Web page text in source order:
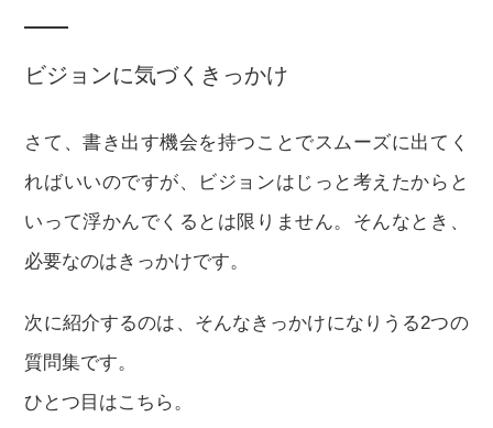
ビジョンに気づくきっかけ
さて、書き出す機会を持つことでスムーズに出てく
ればいいのですが、ビジョンはじっと考えたからと
いって浮かんでくるとは限りません。そんなとき、
必要なのはきっかけです。
次に紹介するのは、そんなきっかけになりうる2つの
質問集です。
ひとつ目はこちら。